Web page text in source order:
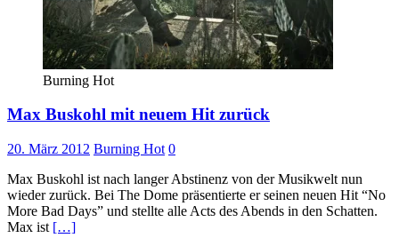
Burning Hot
Max Buskohl mit neuem Hit zurück
20. März 2012 Burning Hot 0
Max Buskohl ist nach langer Abstinenz von der Musikwelt nun
wieder zurück. Bei The Dome präsentierte er seinen neuen Hit “No
More Bad Days” und stellte alle Acts des Abends in den Schatten.
Max ist […]